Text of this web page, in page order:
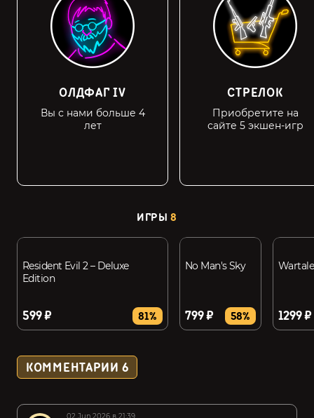
ОЛДФАГ IV
Вы с нами больше 4
лет
СТРЕЛОК
Приобретите на
сайте 5 экшен-игр
ИГРЫ8
Resident Evil 2 – Deluxe
Edition
599 ₽ 81%
No Man's Sky
799 ₽ 58% 1299 ₽
КОММЕНТАРИИ 6